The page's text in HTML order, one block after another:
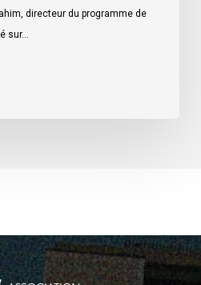
directeur du programme de
sur…